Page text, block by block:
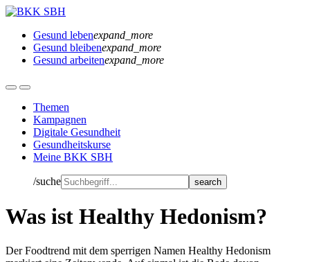
Gesund lebenexpand_more
Gesund bleibenexpand_more
Gesund arbeitenexpand_more
Themen
Kampagnen
Digitale Gesundheit
Gesundheitskurse
Meine BKK SBH
/suche
Was ist Healthy Hedonism?
Der Foodtrend mit dem sperrigen Namen Healthy Hedonism